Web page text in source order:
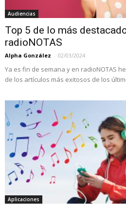
Audiencias
Top 5 de lo más
radioNOTAS
Alpha González - 02/03/2024
Ya es fin de semana y en radioNOTAS
de los artículos más exitosos de los
Aplicaciones